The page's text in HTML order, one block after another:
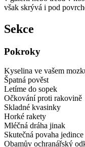
však skrývá i pod
Sekce
Pokroky
Kyselina ve vašem
Špatná pověst
Letíme do sopek
Očkování proti rakovině
Skladné kvasinky
Horké rakety
Mléčná dráha jinak
Skutečná povaha jedince
Obamův ochranářský